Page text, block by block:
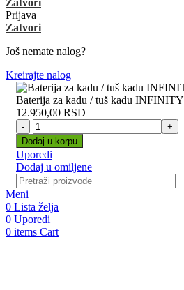
Zatvori
Prijava
Zatvori
Još nemate nalog?
Kreirajte nalog
Baterija za kadu / tuš kadu INFINITY
12.950,00 RSD
Baterija
za
kadu
/
tuš
kadu
INFINITY
količina
Dodaj u korpu
Uporedi
Dodaj u omiljene
Meni
0 Lista želja
0 Uporedi
0 items Cart